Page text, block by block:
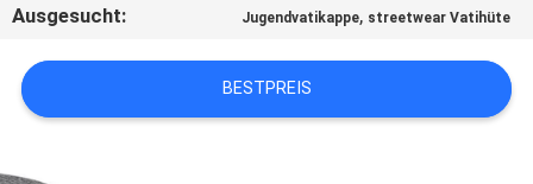
NACHRICHTEN
FÄLLE
Ausgesucht: Jugendvatikappe, streetwear Vatihüte
BESTPREIS